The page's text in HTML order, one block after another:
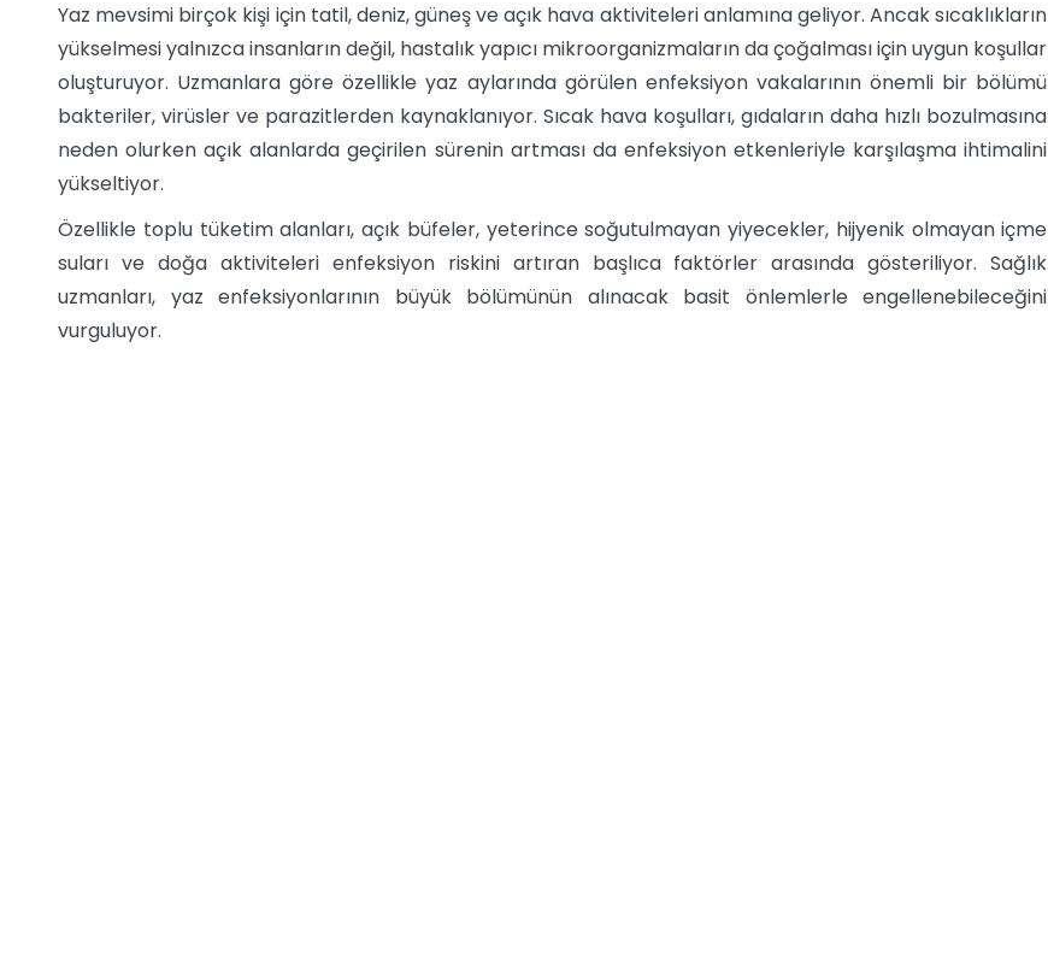
Yaz mevsimi birçok kişi için tatil, deniz, güneş ve açık hava aktiviteleri anlamına geliyor. Ancak sıcaklıkların
yükselmesi yalnızca insanların değil, hastalık yapıcı mikroorganizmaların da çoğalması için uygun koşullar
oluşturuyor. Uzmanlara göre özellikle yaz aylarında görülen enfeksiyon vakalarının önemli bir bölümü
bakteriler, virüsler ve parazitlerden kaynaklanıyor. Sıcak hava koşulları, gıdaların daha hızlı bozulmasına
neden olurken açık alanlarda geçirilen sürenin artması da enfeksiyon etkenleriyle karşılaşma ihtimalini
yükseltiyor.
Özellikle toplu tüketim alanları, açık büfeler, yeterince soğutulmayan yiyecekler, hijyenik olmayan içme
suları ve doğa aktiviteleri enfeksiyon riskini artıran başlıca faktörler arasında gösteriliyor. Sağlık
uzmanları, yaz enfeksiyonlarının büyük bölümünün alınacak basit önlemlerle engellenebileceğini
vurguluyor.